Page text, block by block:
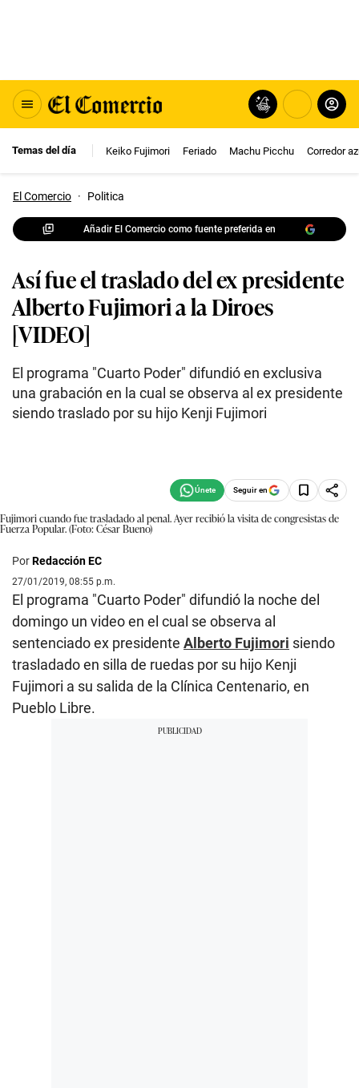
Temas del día Keiko Fujimori Feriado Machu Picchu Corredor
El Comercio · Politica
Añadir El Comercio como fuente preferida en
Así fue el traslado del ex presidente
Alberto Fujimori a la Diroes
[VIDEO]
El programa "Cuarto Poder" difundió en exclusiva
una grabación en la cual se observa al ex presidente
siendo traslado por su hijo Kenji Fujimori
Seguir en
Fujimori cuando fue trasladado al penal. Ayer recibió la visita de congresistas de
Fuerza Popular. (Foto: César Bueno)
PorRedacción EC
27/01/2019, 08:55 p.m.
El programa "Cuarto Poder" difundió la noche del
domingo un video en el cual se observa al
sentenciado ex presidente Alberto Fujimori siendo
trasladado en silla de ruedas por su hijo Kenji
Fujimori a su salida de la Clínica Centenario, en
Pueblo Libre.